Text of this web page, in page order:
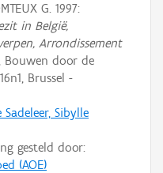
G. 1997:
in België,
Arrondissement
Bouwen door de
Brussel -
Sadeleer, Sibylle
gesteld door:
(AOE)